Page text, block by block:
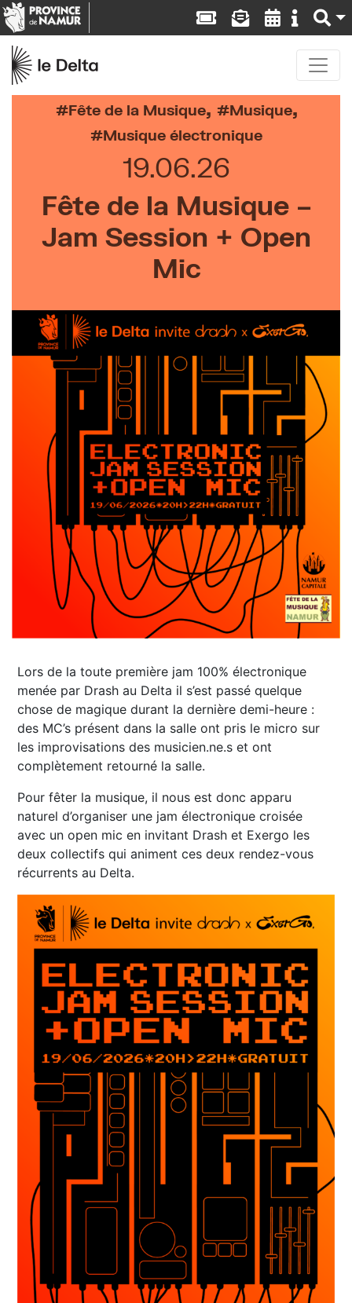
Fête de la Musique, Musique,
Musique électronique
19.06.26
Fête de la Musique –
Jam Session + Open
Mic
Lors de la toute première jam 100% électronique
menée par Drash au Delta il s’est passé quelque
chose de magique durant la dernière demi-heure :
des MC’s présent dans la salle ont pris le micro sur
les improvisations des musicien.ne.s et ont
complètement retourné la salle.
Pour fêter la musique, il nous est donc apparu
naturel d’organiser une jam électronique croisée
avec un open mic en invitant Drash et Exergo les
deux collectifs qui animent ces deux rendez-vous
récurrents au Delta.